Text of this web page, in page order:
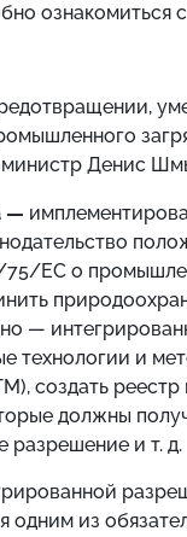
ознакомиться
Денис
—
ЕС о
—
технологии и
создать
должны
разрешение и т. д.
одним из